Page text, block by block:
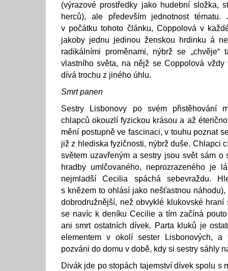
(výrazové prostředky jako hudební složka,
herců), ale především jednotnost
v počátku tohoto článku, Coppolová v
jakoby jednu jedinou ženskou hrdinku á
radikálními proměnami, nýbrž se „chvěje“
vlastního světa, na nějž se Coppolová
dívá trochu z jiného úhlu.
Smrt panen
Sestry Lisbonovy po svém přistěhování
chlapců okouzlí fyzickou krásou a až
mění postupně ve fascinaci, v touhu poznat
již z hlediska fyzičnosti, nýbrž duše. Chlapci
světem uzavřeným a sestry jsou svět sám o
hradby umlčovaného, neprozrazeného je
nejmladší Cecilia spáchá sebevraždu.
s knězem to ohlásí jako nešťastnou
dobrodružnější, než obvyklé klukovské hraní
se navíc k deníku Cecilie a tím začíná
ani smrt ostatních dívek. Parta kluků je
elementem v okolí sester Lisbonových,
pozváni do domu v době, kdy si sestry sáhly
Divák jde po stopách tajemství dívek spolu s